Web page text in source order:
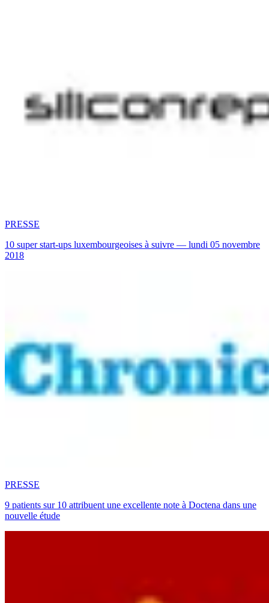
PRESSE
10 super start-ups luxembourgeoises à suivre — lundi 05 novembre
2018
PRESSE
9 patients sur 10 attribuent une excellente note à Doctena dans une
nouvelle étude